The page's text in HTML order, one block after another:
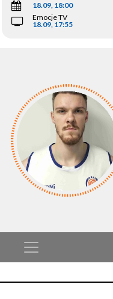
18.09, 18:00
Emocje TV
18.09, 17:55